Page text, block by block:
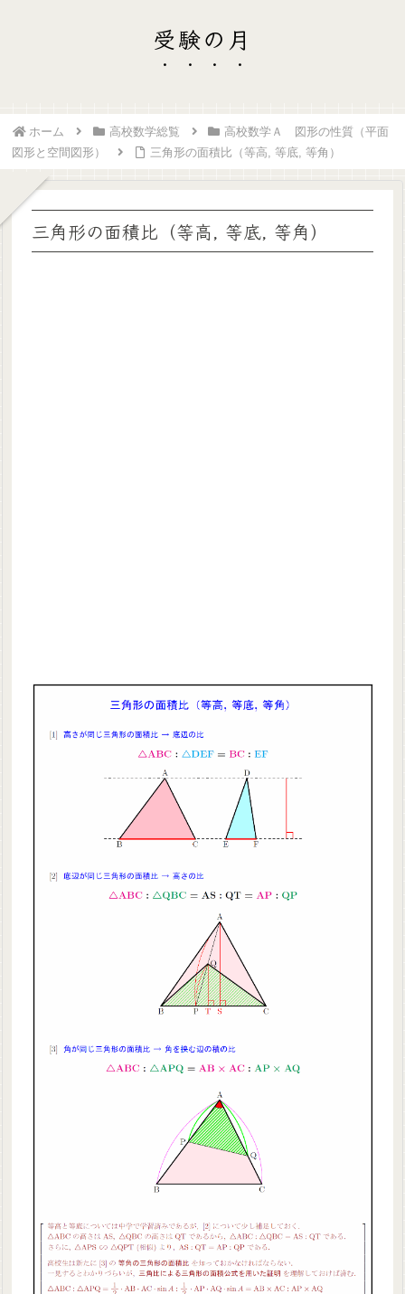
受験の月
ホーム 高校数学総覧
高校数学Ａ 図形の性質（平面
図形と空間図形）
三角形の面積比（等高, 等底, 等角）
三角形の面積比（等高, 等底, 等角）